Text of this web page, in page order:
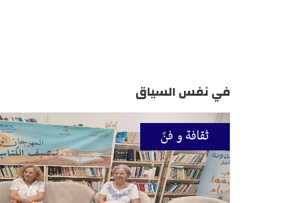
في نفس السياق
ثقافة و فنّ